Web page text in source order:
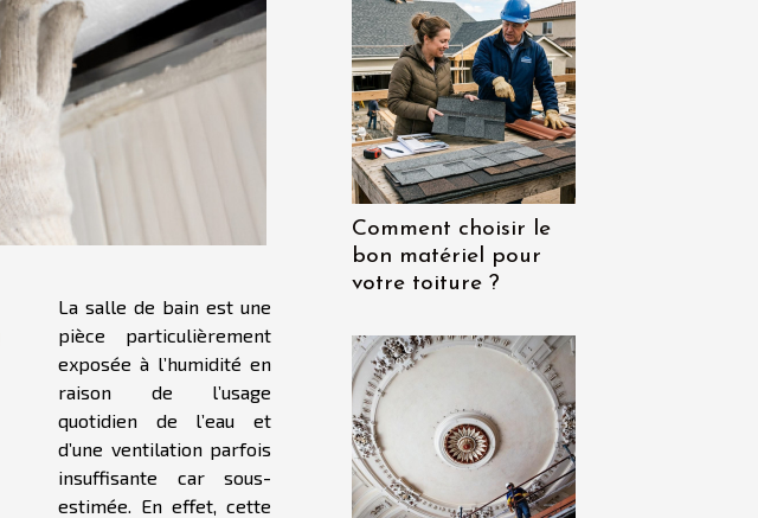
La salle de bain est une
pièce particulièrement
exposée à l’humidité en
raison de l’usage
quotidien de l’eau et
d’une ventilation parfois
insuffisante car sous-
estimée. En effet, cette
Comment choisir le
bon matériel pour
votre toiture ?